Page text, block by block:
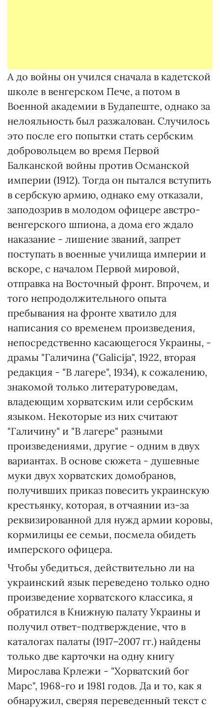
А до войны он учился сначала в кадетской
школе в венгерском Пече, а потом в
Военной академии в Будапеште, однако за
нелояльность был разжалован. Случилось
это после его попытки стать сербским
добровольцем во время Первой
Балканской войны против Османской
империи (1912). Тогда он пытался вступить
в сербскую армию, однако ему отказали,
заподозрив в молодом офицере австро-
венгерского шпиона, а дома его ждало
наказание - лишение званий, запрет
поступать в военные училища империи и
вскоре, с началом Первой мировой,
отправка на Восточный фронт. Впрочем, и
того непродолжительного опыта
пребывания на фронте хватило для
написания со временем произведения,
непосредственно касающегося Украины, -
драмы "Галичина ("Galicija", 1922, вторая
редакция - "В лагере", 1934), к сожалению,
знакомой только литературоведам,
владеющим хорватским или сербским
языком. Некоторые из них считают
"Галичину" и "В лагере" разными
произведениями, другие - одним в двух
вариантах. В основе сюжета - душевные
муки двух хорватских домобранов,
получивших приказ повесить украинскую
крестьянку, которая, в отчаянии из-за
реквизированной для нужд армии коровы,
кормилицы ее семьи, посмела обидеть
имперского офицера.
Чтобы убедиться, действительно ли на
украинский язык переведено только одно
произведение хорватского классика, я
обратился в Книжную палату Украины и
получил ответ-подтверждение, что в
каталогах палаты (1917–2007 гг.) найдены
только две карточки на одну книгу
Мирослава Крлежи - "Хорватский бог
Марс", 1968-го и 1981 годов. Да и то, как я
обнаружил, сверяя переведенный текст с